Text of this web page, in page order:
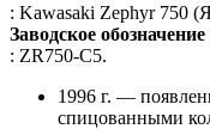
: Kawasaki Zephyr 750
Заводское обозначение
: ZR750-C5.
1996 г. —
спицованными